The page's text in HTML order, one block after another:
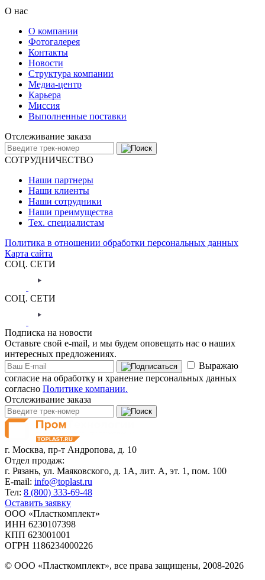
О нас
О компании
Фотогалерея
Контакты
Новости
Структура компании
Медиа-центр
Карьера
Миссия
Выполненные поставки
Отслеживание заказа
СОТРУДНИЧЕСТВО
Наши партнеры
Наши клиенты
Наши сотрудники
Наши преимущества
Тех. специалистам
Политика в отношении обработки персональных данных
Карта сайта
СОЦ. СЕТИ
СОЦ. СЕТИ
Подписка на новости
Оставьте свой e-mail, и мы будем оповещать нас о наших
интересных предложениях.
Выражаю
согласие на обработку и хранение персональных данных
согласно Политике компании.
Отслеживание заказа
г. Москва, пр-т Андропова, д. 10
Отдел продаж:
г. Рязань, ул. Маяковского, д. 1А, лит. А, эт. 1, пом. 100
E-mail: info@toplast.ru
Тел: 8 (800) 333-69-48
Оставить заявку
ООО «Пласткомплект»
ИНН 6230107398
КПП 623001001
ОГРН 1186234000226
© ООО «Пласткомплект», все права защищены, 2008-2026